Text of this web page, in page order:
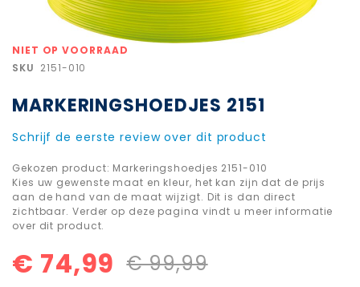
NIET OP VOORRAAD
SKU 2151-010
MARKERINGSHOEDJES 2151
Schrijf de eerste review over dit product
Gekozen product: Markeringshoedjes 2151-010
Kies uw gewenste maat en kleur, het kan zijn dat de prijs
aan de hand van de maat wijzigt. Dit is dan direct
zichtbaar. Verder op deze pagina vindt u meer informatie
over dit product.
€ 74,99 € 99,99
Ga
naar
van
afbeeldingen-